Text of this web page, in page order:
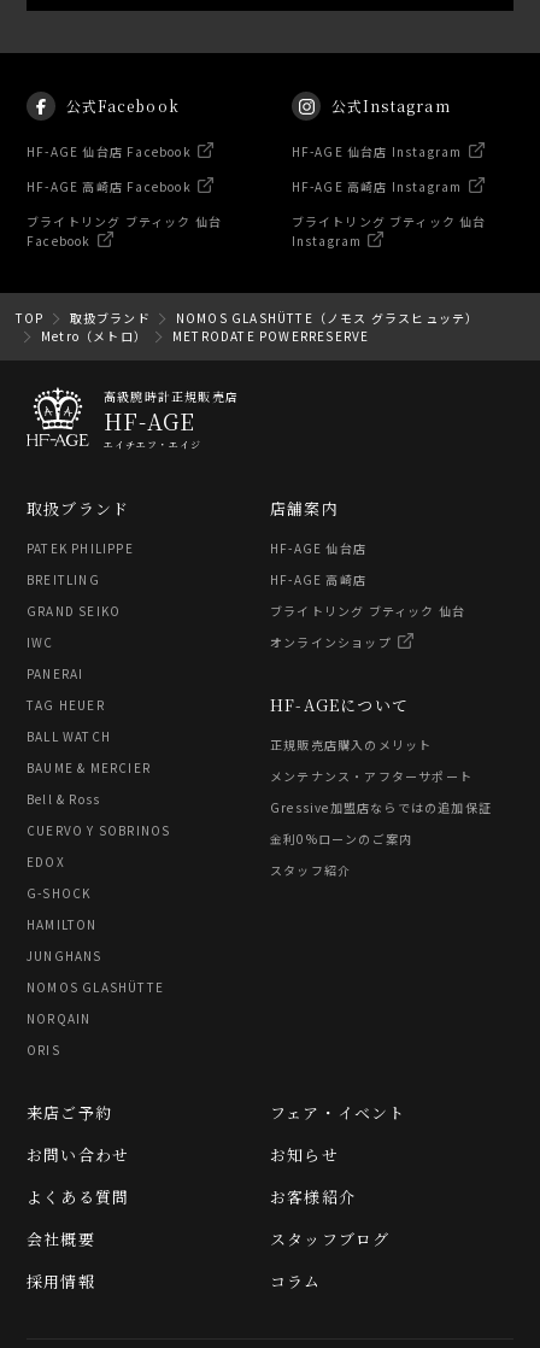
公式Facebook
HF-AGE 仙台店 Facebook
HF-AGE 高崎店 Facebook
ブライトリング ブティック 仙台
Facebook
公式Instagram
HF-AGE 仙台店 Instagram
HF-AGE 高崎店 Instagram
ブライトリング ブティック 仙台
Instagram
TOP 取扱ブランド
NOMOS GLASHÜTTE（ノモス グラスヒュッテ）
Metro（メトロ）
METRODATE POWERRESERVE
高級腕時計正規販売店
HF-AGE
エイチエフ・エイジ
取扱ブランド
PATEK PHILIPPE
BREITLING
GRAND SEIKO
IWC
PANERAI
TAG HEUER
BALL WATCH
BAUME & MERCIER
Bell & Ross
CUERVO Y SOBRINOS
EDOX
G-SHOCK
HAMILTON
JUNGHANS
NOMOS GLASHÜTTE
NORQAIN
ORIS
HF-AGEについて
正規販売店購入のメリット
メンテナンス・アフターサポート
Gressive加盟店ならではの追加保証
金利0%ローンのご案内
スタッフ紹介
店舗案内
HF-AGE 仙台店
HF-AGE 高崎店
ブライトリング ブティック 仙台
オンラインショップ
フェア・イベント
お知らせ
お客様紹介
スタッフブログ
コラム
来店ご予約
お問い合わせ
よくある質問
会社概要
採用情報